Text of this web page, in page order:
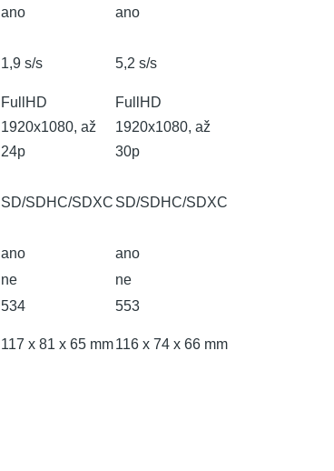
ano ano
1,9 s/s 5,2 s/s
FullHD
1920x1080, až
24p
FullHD
1920x1080, až
30p
SD/SDHC/SDXC SD/SDHC/SDXC
ano
ano
ne
ne
534 553
117 x 81 x 65 mm116 x 74 x 66 mm